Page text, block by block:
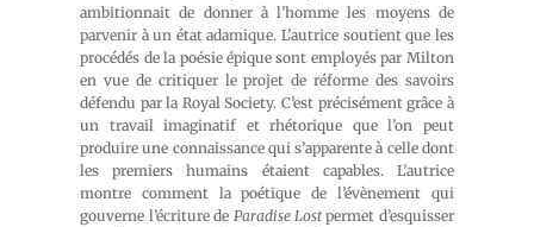
ambitionnait de donner à l’homme les moyens de
parvenir à un état adamique. L’autrice soutient que les
procédés de la poésie épique sont employés par Milton
en vue de critiquer le projet de réforme des savoirs
défendu par la Royal Society. C’est précisément grâce à
un travail imaginatif et rhétorique que l’on peut
produire une connaissance qui s’apparente à celle dont
les premiers humains étaient capables. L’autrice
montre comment la poétique de l’évènement qui
gouverne l’écriture de Paradise Lostpermet d’esquisser